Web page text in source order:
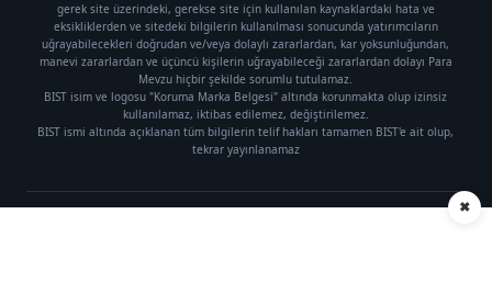
✖
gerek site üzerindeki, gerekse site için kullanılan kaynaklardaki hata ve
eksikliklerden ve sitedeki bilgilerin kullanılması sonucunda yatırımcıların
uğrayabilecekleri doğrudan ve/veya dolaylı zararlardan, kar yoksunluğundan,
manevi zararlardan ve üçüncü kişilerin uğrayabileceği zararlardan dolayı Para
Mevzu hiçbir şekilde sorumlu tutulamaz.
BIST isim ve logosu "Koruma Marka Belgesi" altında korunmakta olup izinsiz
kullanılamaz, iktibas edilemez, değiştirilemez.
BIST ismi altında açıklanan tüm bilgilerin telif hakları tamamen BIST'e ait olup,
tekrar yayınlanamaz